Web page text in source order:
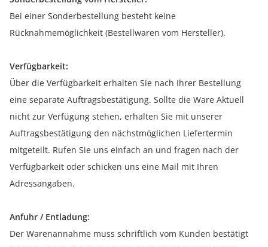
Bei einer Sonderbestellung besteht keine
Rücknahmemöglichkeit (Bestellwaren vom Hersteller).
Verfügbarkeit:
Über die Verfügbarkeit erhalten Sie nach Ihrer Bestellung
eine separate Auftragsbestätigung. Sollte die Ware Aktuell
nicht zur Verfügung stehen, erhalten Sie mit unserer
Auftragsbestätigung den nächstmöglichen Liefertermin
mitgeteilt. Rufen Sie uns einfach an und fragen nach der
Verfügbarkeit oder schicken uns eine Mail mit Ihren
Adressangaben.
Anfuhr / Entladung:
Der Warenannahme muss schriftlich vom Kunden bestätigt